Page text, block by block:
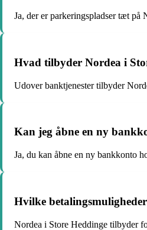
Ja, der er parkeringspladser tæt på
Hvad tilbyder Nordea i
Udover banktjenester tilbyder
Kan jeg åbne en ny
Ja, du kan åbne en ny bankkonto
Hvilke
Nordea i Store Heddinge tilbyder